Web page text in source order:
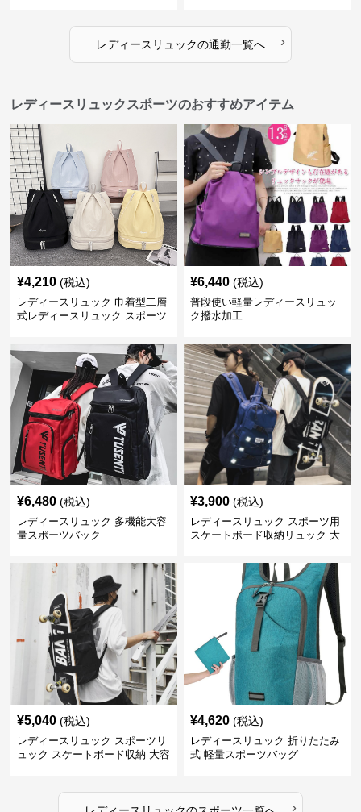
レディースリュックの通勤一覧へ ›
レディースリュックスポーツのおすすめアイテム
¥4,210 (税込)
レディースリュック 巾着型二層
式レディースリュック スポーツ
¥6,440 (税込)
普段使い軽量レディースリュッ
ク撥水加工
¥6,480 (税込)
レディースリュック 多機能大容
量スポーツバック
¥3,900 (税込)
レディースリュック スポーツ用
スケートボード収納リュック 大
¥5,040 (税込)
レディースリュック スポーツリ
ュック スケートボード収納 大容
¥4,620 (税込)
レディースリュック 折りたたみ
式 軽量スポーツバッグ
›